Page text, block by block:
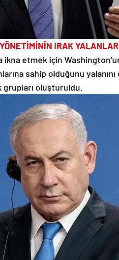
IRAK
ikna etmek için
sahip olduğunu
grupları oluşturuldu.